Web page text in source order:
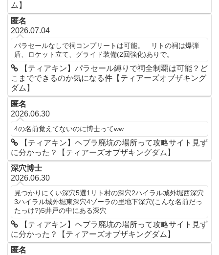
ム】
匿名
2026.07.04
パラセールなしで祠コンプリートは可能。 リトの祠は爆弾
盾、ロケット立て、グライド装備(2回強化)ありで。
【ティアキン】パラセール縛りで祠全制覇は可能？ど
こまでできるのか気になる件【ティアーズオブザキング
ダム】
匿名
2026.06.30
4の名前覚えてないのに博士ってww
【ティアキン】ヘブラ廃坑の場所って攻略サイト見ず
に分かった？【ティアーズオブザキングダム】
深穴博士
2026.06.30
見つかりにくい深穴5選1リト村の深穴2ハイラル城外堀西深穴
3ハイラル城外堀東深穴4ゾーラの里地下深穴(こんな名前だっ
たっけ?)5井戸の中にある深穴
【ティアキン】ヘブラ廃坑の場所って攻略サイト見ず
に分かった？【ティアーズオブザキングダム】
匿名